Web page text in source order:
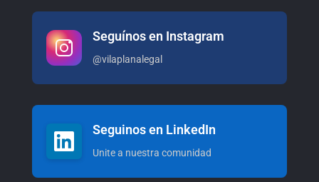
Seguínos en Instagram
@vilaplanalegal
Seguinos en LinkedIn
Unite a nuestra comunidad